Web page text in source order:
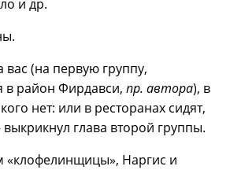
и др.
(на первую группу,
район Фирдавси, пр. автора), в
нет: или в ресторанах сидят,
глава второй группы.
Наргис и